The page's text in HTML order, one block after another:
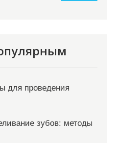
для проведения
зубов: методы